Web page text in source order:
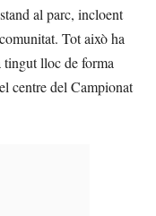
al parc, incloent
Tot això ha
lloc de forma
centre del Campionat